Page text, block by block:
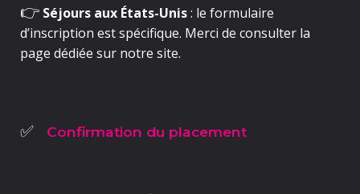
👉 Séjours aux États-Unis: le formulaire
d’inscription est spécifique. Merci de consulter la
page dédiée sur notre site.
✅ Confirmation du placement